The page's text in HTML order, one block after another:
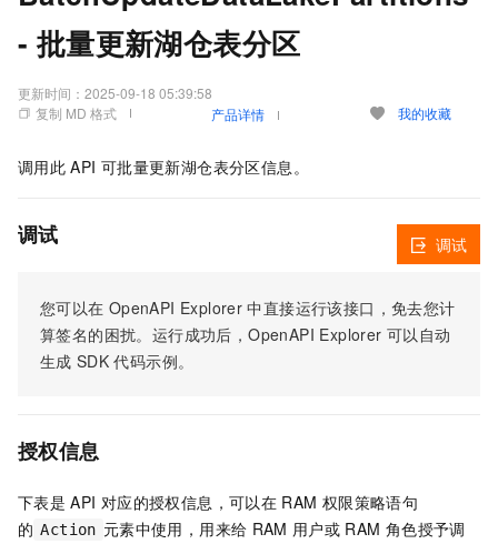
- 批量更新湖仓表分区
更新时间： 2025-09-18 05:39:58
复制 MD 格式
产品详情 我的收藏
调用此 API 可批量更新湖仓表分区信息。
调试
您可以在 OpenAPI Explorer 中直接运行该接口，免去您计
算签名的困扰。运行成功后，OpenAPI Explorer 可以自动
生成 SDK 代码示例。
调试
授权信息
下表是 API 对应的授权信息，可以在 RAM 权限策略语句
的 Action 元素中使用，用来给 RAM 用户或 RAM 角色授予调